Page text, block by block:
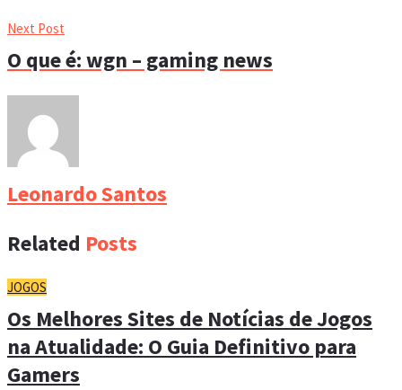
Next Post
O que é: wgn – gaming news
Leonardo Santos
Related Posts
JOGOS
Os Melhores Sites de Notícias de Jogos
na Atualidade: O Guia Definitivo para
Gamers